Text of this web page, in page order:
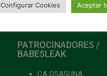
PATROCINADORES /
BABESLEAK
CA OSASUNA
Configurar Cookies Aceptar